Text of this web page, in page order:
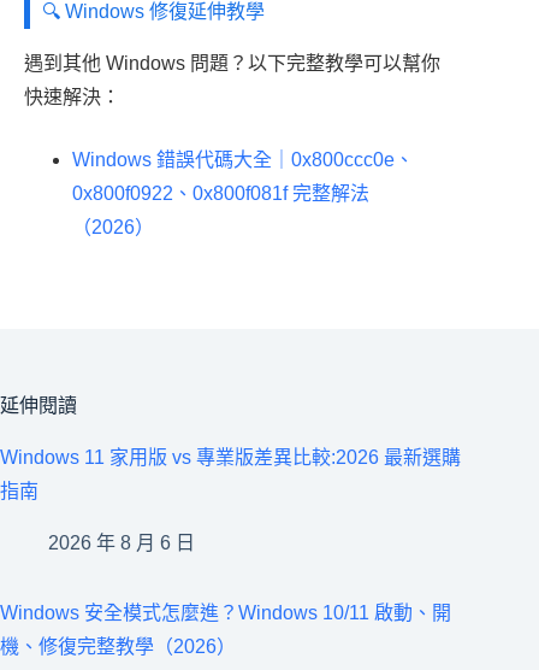
🔍 Windows 修復延伸教學
遇到其他 Windows 問題？以下完整教學可以幫你
快速解決：
Windows 錯誤代碼大全｜0x800ccc0e、
0x800f0922、0x800f081f 完整解法
（2026）
延伸閱讀
Windows 11 家用版 vs 專業版差異比較:2026 最新選購
指南
2026 年 8 月 6 日
Windows 安全模式怎麼進？Windows 10/11 啟動、開
機、修復完整教學（2026）